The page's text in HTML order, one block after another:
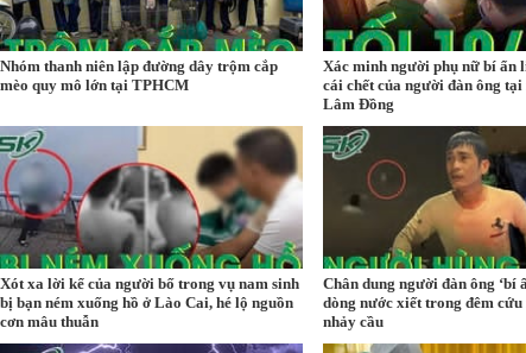
Nhóm thanh niên lập đường dây trộm cắp
mèo quy mô lớn tại TPHCM
Xác minh người phụ nữ bí ẩn
cái chết của người đàn ông
Lâm Đồng
Xót xa lời kể của người bố trong vụ nam sinh
bị bạn ném xuống hồ ở Lào Cai, hé lộ nguồn
cơn mâu thuẫn
Chân dung người đàn ông ‘bí
dòng nước xiết trong đêm
nhảy cầu